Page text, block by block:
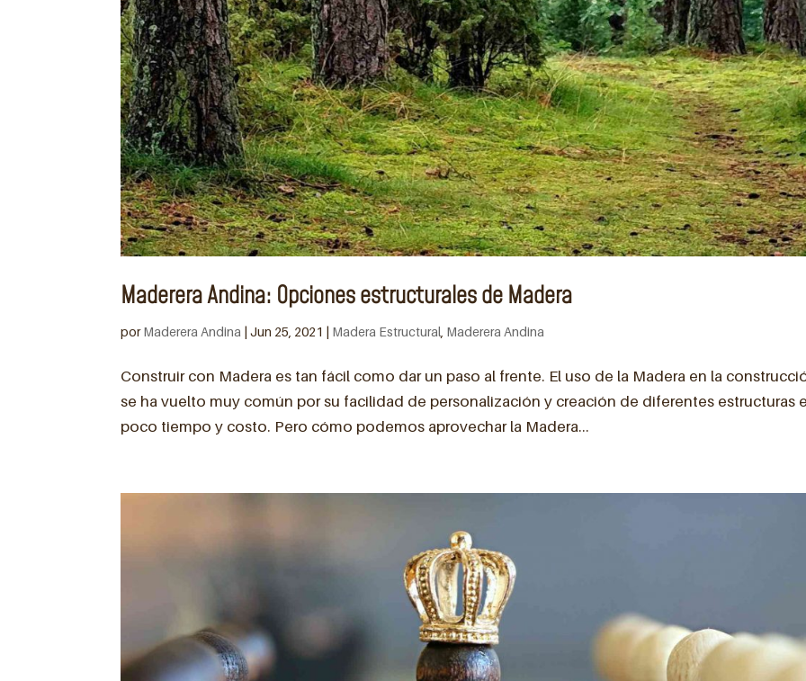
Maderera Andina: Opciones estructurales de Madera
porMaderera Andina |Jun 25, 2021 | Madera Estructural Maderera Andina
Construir con Madera es tan fácil como dar un paso al frente. El uso de la Madera en la
se ha vuelto muy común por su facilidad de personalización y creación de diferentes estructuras
poco tiempo y costo. Pero cómo podemos aprovechar la Madera...